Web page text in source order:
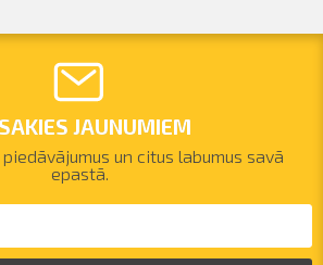
JAUNUMIEM
un citus labumus savā
epastā.